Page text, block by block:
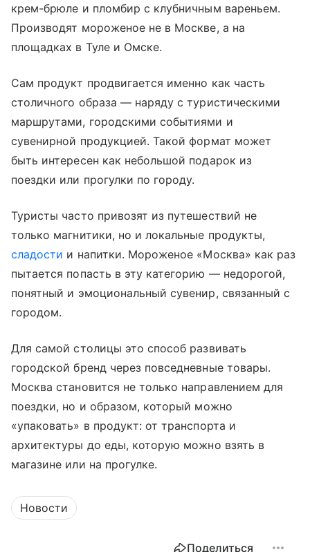
крем-брюле и пломбир с клубничным вареньем.
Производят мороженое не в Москве, а на
площадках в Туле и Омске.
Сам продукт продвигается именно как часть
столичного образа — наряду с туристическими
маршрутами, городскими событиями и
сувенирной продукцией. Такой формат может
быть интересен как небольшой подарок из
поездки или прогулки по городу.
Туристы часто привозят из путешествий не
только магнитики, но и локальные продукты,
сладости и напитки. Мороженое «Москва» как раз
пытается попасть в эту категорию — недорогой,
понятный и эмоциональный сувенир, связанный с
городом.
Для самой столицы это способ развивать
городской бренд через повседневные товары.
Москва становится не только направлением для
поездки, но и образом, который можно
«упаковать» в продукт: от транспорта и
архитектуры до еды, которую можно взять в
магазине или на прогулке.
Новости
Поделиться